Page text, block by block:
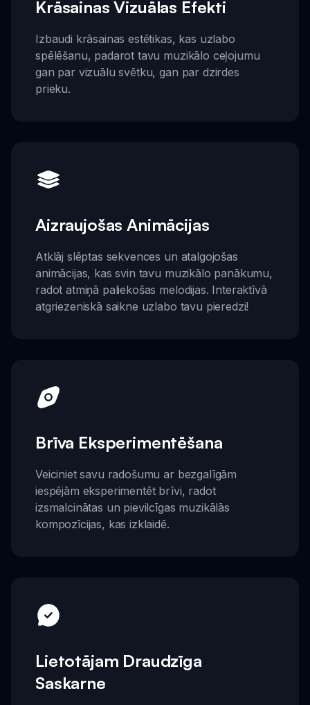
Krāsainas Vizuālas Efekti
Izbaudi krāsainas estētikas, kas uzlabo
spēlēšanu, padarot tavu muzikālo ceļojumu
gan par vizuālu svētku, gan par dzirdes
prieku.
Aizraujošas Animācijas
Atklāj slēptas sekvences un atalgojošas
animācijas, kas svin tavu muzikālo panākumu,
radot atmiņā paliekošas melodijas. Interaktīvā
atgriezeniskā saikne uzlabo tavu pieredzi!
Brīva Eksperimentēšana
Veiciniet savu radošumu ar bezgalīgām
iespējām eksperimentēt brīvi, radot
izsmalcinātas un pievilcīgas muzikālās
kompozīcijas, kas izklaidē.
Lietotājam Draudzīga
Saskarne